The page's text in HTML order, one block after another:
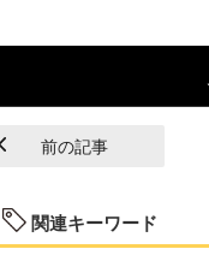
前の記事
関連キーワード